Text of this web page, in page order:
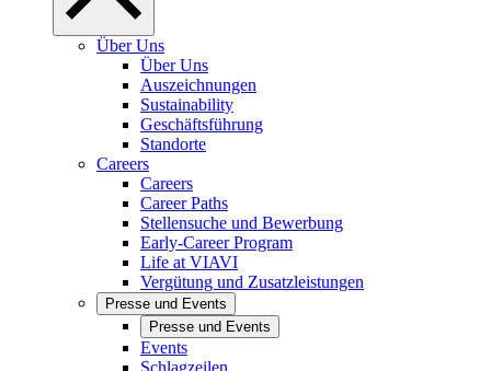
Über Uns
Über Uns
Auszeichnungen
Sustainability
Geschäftsführung
Standorte
Careers
Careers
Career Paths
Stellensuche und Bewerbung
Early-Career Program
Life at VIAVI
Vergütung und Zusatzleistungen
Presse und Events
Presse und Events
Events